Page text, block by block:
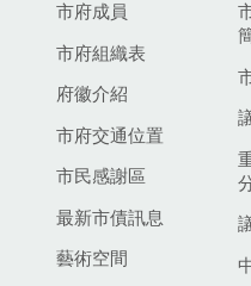
市府成員
市府組織表
府徽介紹
市府交通位置
市民感謝區
最新市債訊息
藝術空間